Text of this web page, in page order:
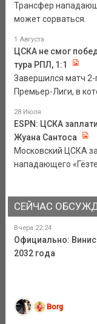
Трансфер
может сорваться.
1 Августа
ЦСКА не смог
тура РПЛ, 1:1
Завершился матч 2-
Премьер-Лиги, в
28 Июля
ESPN: ЦСКА
Жуана Сантоса
Московский ЦСКА
нападающего
СЕЙЧАС
Вчера 22:24
Официально:
2032 года
Borg